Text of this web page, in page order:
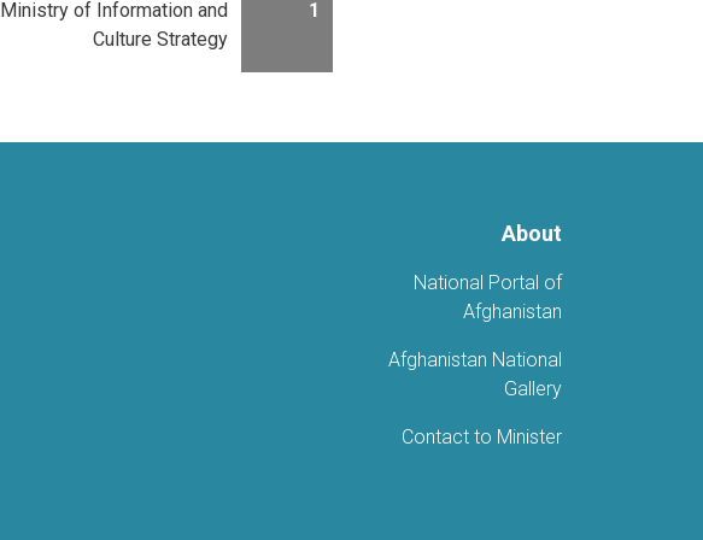
1
Ministry of Information and
Culture Strategy
About
National Portal of
Afghanistan
Afghanistan National
Gallery
Contact to Minister